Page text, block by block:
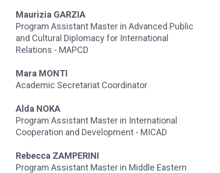
Maurizia GARZIA
Program Assistant Master in Advanced Public
and Cultural Diplomacy for International
Relations - MAPCD
Mara MONTI
Academic Secretariat Coordinator
Alda NOKA
Program Assistant Master in International
Cooperation and Development - MICAD
Rebecca ZAMPERINI
Program Assistant Master in Middle Eastern